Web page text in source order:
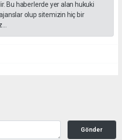
Bu haberlerde yer alan hukuki
olup sitemizin hiç bir
Gönder